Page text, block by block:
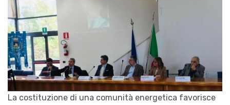
La costituzione di una comunità energetica favorisce